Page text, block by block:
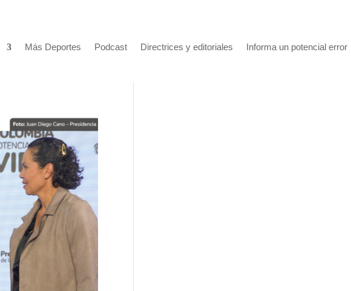
Más Deportes Podcast Directrices y editoriales Informa un potencial error